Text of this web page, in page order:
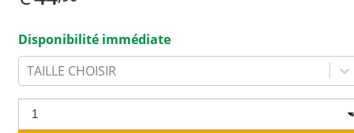
Disponibilité immédiate
TAILLE CHOISIR